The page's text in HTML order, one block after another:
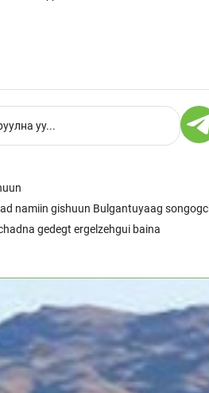
namiin gishuun Bulgantuyaag
gedegt ergelzehgui baina